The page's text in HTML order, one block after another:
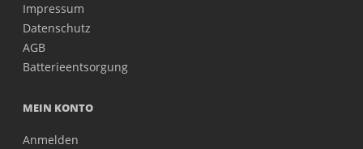
Impressum
Datenschutz
AGB
Batterieentsorgung
MEIN KONTO
Anmelden